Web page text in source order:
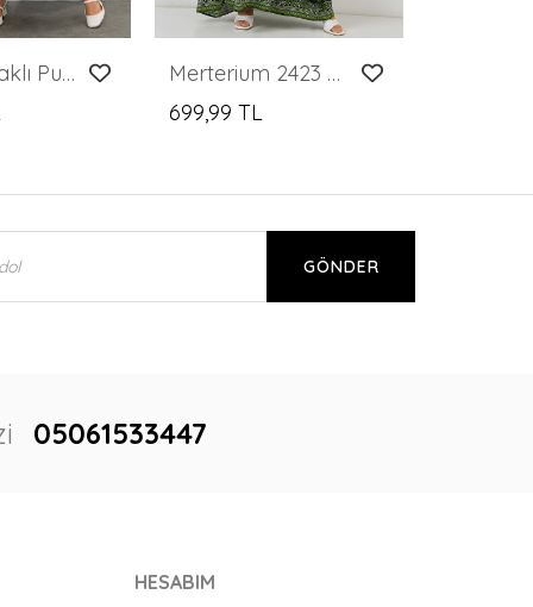
Kadın Kuşaklı Puantiyeli Tesettür Elbise 2589 - D. Siyah
Merterium 2423 Otantik Desenli Tesettür Elbise - Lacivert 13
699,99 TL
GÖNDER
05061533447
HESABIM